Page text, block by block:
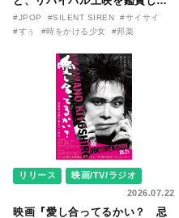
『時をかける少女』のおはなし
〜SILENT SIREN・すぅ『この
〇のはなし〜』
#JPOP #SILENT SIREN
#サイサイ
#すぅ
#時をかける少女 #邦楽
リリース
映画/TV/ラジオ
2026.07.22
映画『愛し合ってるかい？ 忌